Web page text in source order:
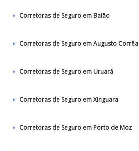
Corretoras de Seguro em Baião
Corretoras de Seguro em Augusto Corrêa
Corretoras de Seguro em Uruará
Corretoras de Seguro em Xinguara
Corretoras de Seguro em Porto de Moz